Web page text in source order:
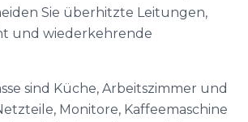
Sie überhitzte Leitungen,
und wiederkehrende
sind Küche, Arbeitszimmer und
Monitore, Kaffeemaschine